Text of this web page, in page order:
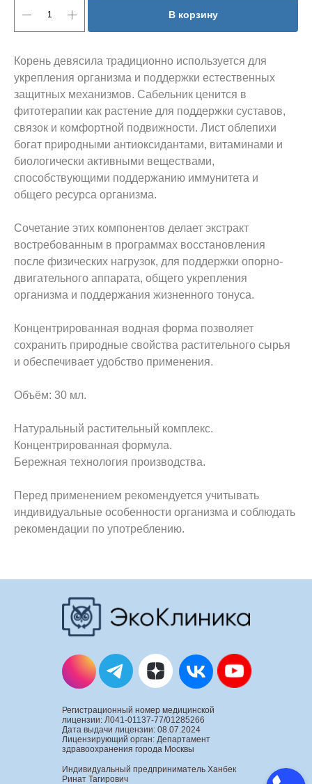
В корзину
Корень девясила традиционно используется для
укрепления организма и поддержки естественных
защитных механизмов. Сабельник ценится в
фитотерапии как растение для поддержки суставов,
связок и комфортной подвижности. Лист облепихи
богат природными антиоксидантами, витаминами и
биологически активными веществами,
способствующими поддержанию иммунитета и
общего ресурса организма.
Сочетание этих компонентов делает экстракт
востребованным в программах восстановления
после физических нагрузок, для поддержки опорно-
двигательного аппарата, общего укрепления
организма и поддержания жизненного тонуса.
Концентрированная водная форма позволяет
сохранить природные свойства растительного сырья
и обеспечивает удобство применения.
Объём: 30 мл.
Натуральный растительный комплекс.
Концентрированная формула.
Бережная технология производства.
Перед применением рекомендуется учитывать
индивидуальные особенности организма и соблюдать
рекомендации по употреблению.
Регистрационный номер медицинской
лицензии: Л041-01137-77/01285266
Дата выдачи лицензии: 08.07.2024
Лицензирующий орган: Департамент
здравоохранения города Москвы
Индивидуальный предприниматель Ханбек
Ринат Тагирович